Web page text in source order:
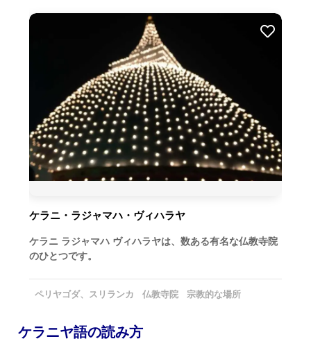
ケラニ・ラジャマハ・ヴィハラヤ
ケラニ ラジャマハ ヴィハラヤは、数ある有名な仏教寺院
のひとつです。
ペリヤゴダ、スリランカ 仏教寺院 宗教的な場所
ケラニヤ語の読み方